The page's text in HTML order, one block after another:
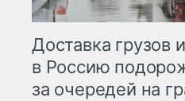
Доставка грузов
в Россию
за очередей на